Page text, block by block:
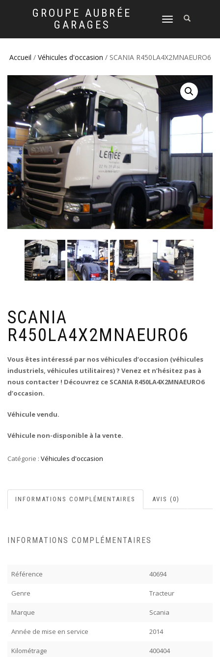
GROUPE AUBRÉE
GARAGES
DÉPLIER
NAVIGATION
Accueil / Véhicules d'occasion / SCANIA R450LA4X2MNAEURO6
SCANIA
R450LA4X2MNAEURO6
Vous êtes intéressé par nos véhicules d’occasion (véhicules
industriels, véhicules utilitaires) ? Venez et n’hésitez pas à
nous contacter ! Découvrez ce SCANIA R450LA4X2MNAEURO6
d’occasion.
Véhicule vendu.
Véhicule non-disponible à la vente.
Catégorie : Véhicules d'occasion
INFORMATIONS COMPLÉMENTAIRES AVIS (0)
INFORMATIONS COMPLÉMENTAIRES
Référence 40694
Genre Tracteur
Marque Scania
Année de mise en service 2014
Kilométrage 400404